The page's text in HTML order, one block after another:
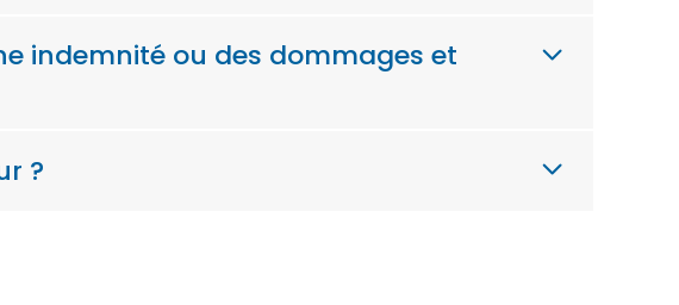
indemnité ou des dommages et
?